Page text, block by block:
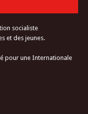
socialiste
et des jeunes.
pour une Internationale